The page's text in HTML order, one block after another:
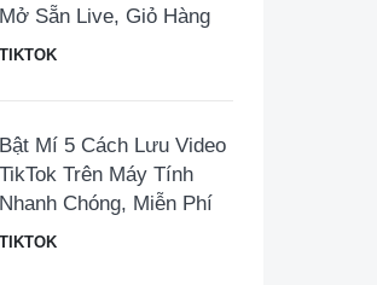
Mở Sẵn Live, Giỏ Hàng
TIKTOK
Bật Mí 5 Cách Lưu Video
TikTok Trên Máy Tính
Nhanh Chóng, Miễn Phí
TIKTOK